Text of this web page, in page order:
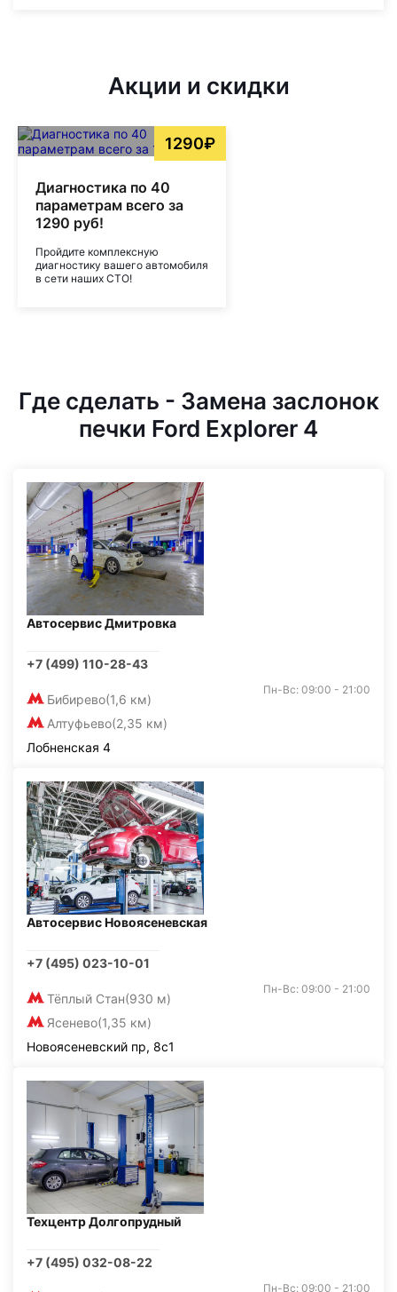
Акции и скидки
1290₽
Диагностика по 40
параметрам всего за
1290 руб!
Пройдите комплексную
диагностику вашего автомобиля
в сети наших СТО!
Где сделать - Замена заслонок
печки Ford Explorer 4
Автосервис Дмитровка
+7 (499) 110-28-43
Бибирево(1,6 км)
Алтуфьево(2,35 км)
Пн-Вс: 09:00 - 21:00
Лобненская 4
Автосервис Новоясеневская
+7 (495) 023-10-01
Тёплый Стан(930 м)
Ясенево(1,35 км)
Пн-Вс: 09:00 - 21:00
Новоясеневский пр, 8с1
Техцентр Долгопрудный
+7 (495) 032-08-22
Пн-Вс: 09:00 - 21:00